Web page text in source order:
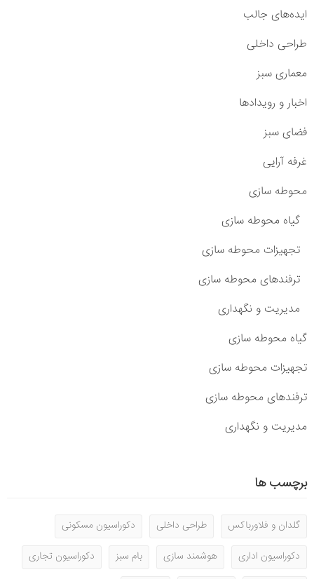
ایده‌های جالب
طراحی داخلی
معماری سبز
اخبار و رویدادها
فضای سبز
غرفه آرایی
محوطه سازی
گیاه محوطه سازی
تجهیزات محوطه سازی
ترفندهای محوطه سازی
مدیریت و نگهداری
گیاه محوطه سازی
تجهیزات محوطه سازی
ترفندهای محوطه سازی
مدیریت و نگهداری
برچسب ها
گلدان و فلاورباکس طراحی داخلی
دکوراسیون مسکونی
دکوراسیون اداری
هوشمند سازی بام سبز
دکوراسیون تجاری